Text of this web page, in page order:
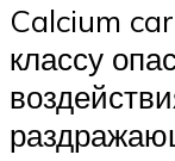
Calcium
классу